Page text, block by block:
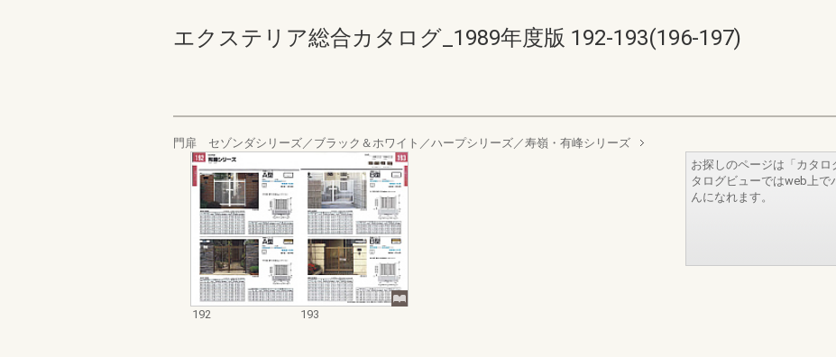
エクステリア総合カタログ_1989年度版 192-193(196-197)
門扉 セゾンダシリーズ／ブラック＆ホワイト／ハープシリーズ／寿嶺・有峰シリーズ
192 193
お探しのページは「カタ
タログビューではweb上で
んになれます。